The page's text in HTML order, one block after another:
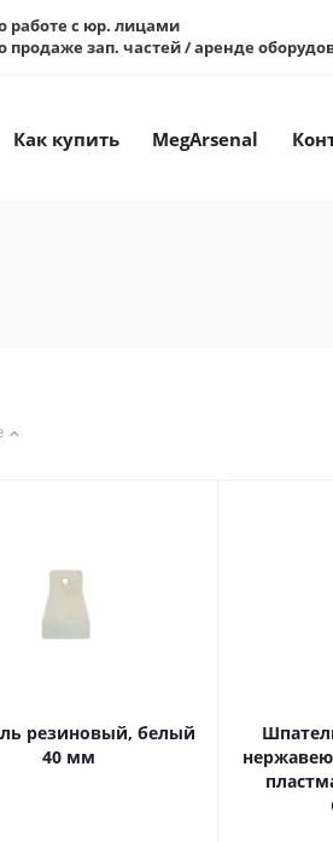
работе с юр. лицами
продаже зап. частей / аренде
Как купить MegArsenal
резиновый, белый
40 мм